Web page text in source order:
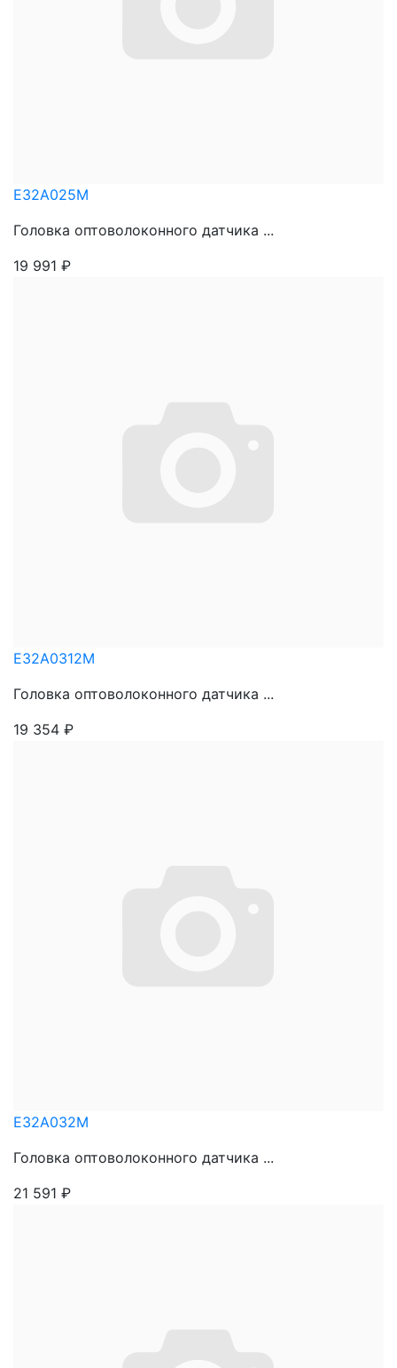
E32A025M
Головка оптоволоконного датчика ...
19 991 ₽
E32A0312M
Головка оптоволоконного датчика ...
19 354 ₽
E32A032M
Головка оптоволоконного датчика ...
21 591 ₽